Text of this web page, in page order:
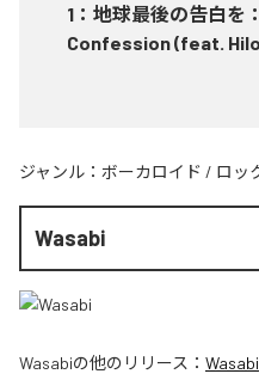
1 ： 地球最後の告白を
Confession (feat.
ジャンル： ボーカロイド / ロッ
Wasabi
Wasabiの他のリリース： Wasabi